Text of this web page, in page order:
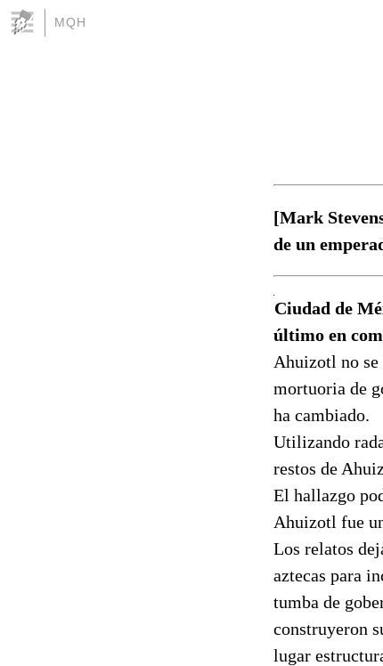
MQH
[Mark
de un
Ciudad de
último en
Ahuizotl no se
mortuoria de
ha cambiado.
Utilizando
restos de
El hallazgo
Ahuizotl fue
Los relatos
aztecas para
tumba de
construyeron
lugar